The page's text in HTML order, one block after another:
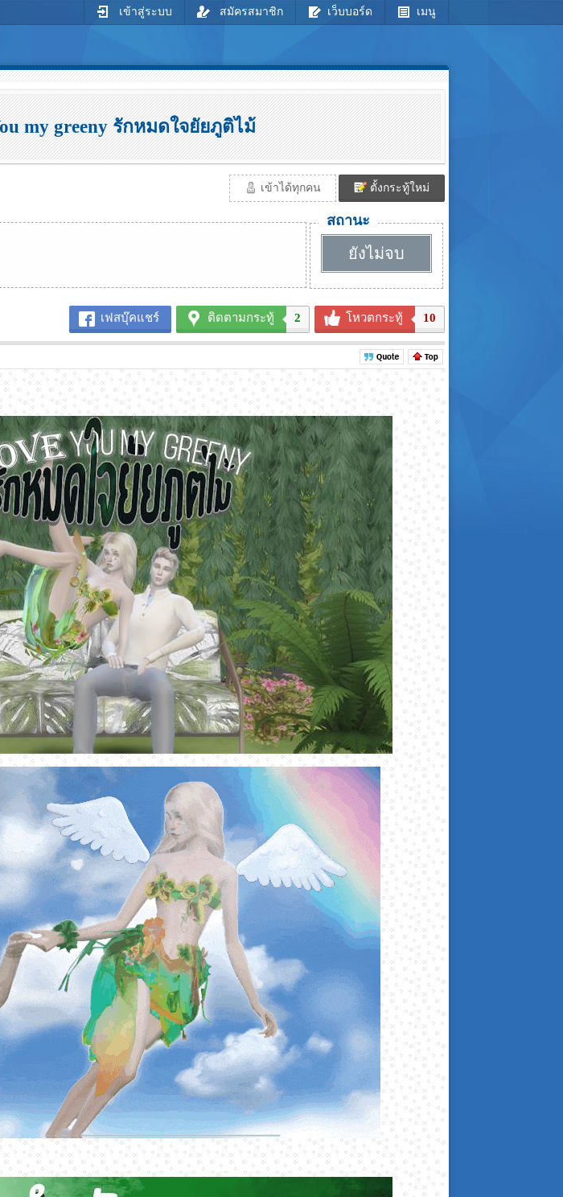
เข้าสู่ระบบ สมัครสมาชิก เว็บบอร์ด เมนู
my greeny รักหมดใจยัยภูติไม้
เข้าได้ทุกคน ตั้งกระทู้ใหม่
สถานะ
ยังไม่จบ
เฟสบุ๊คแชร์ ติดตามกระทู้ 2 โหวตกระทู้ 10